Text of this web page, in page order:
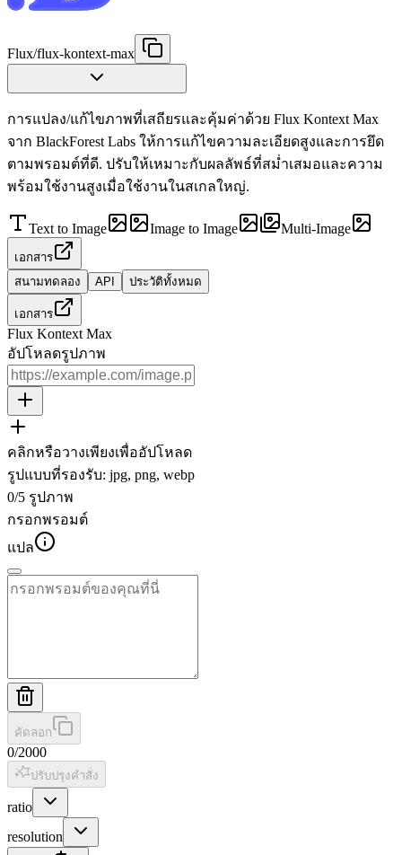
Flux/flux-kontext-max
การแปลง/แก้ไขภาพที่เสถียรและคุ้มค่าด้วย Flux Kontext Max
จาก BlackForest Labs ให้การแก้ไขความละเอียดสูงและการยึด
ตามพรอมต์ที่ดี. ปรับให้เหมาะกับผลลัพธ์ที่สม่ำเสมอและความ
พร้อมใช้งานสูงเมื่อใช้งานในสเกลใหญ่.
Text to Image Image to Image Multi-Image
เอกสาร
สนามทดลอง
API ประวัติทั้งหมด
เอกสาร
Flux Kontext Max
อัปโหลดรูปภาพ
คลิกหรือวางเพียงเพื่ออัปโหลด
รูปแบบที่รองรับ: jpg, png, webp
0/5 รูปภาพ
กรอกพรอมต์
แปล
คัดลอก
0/2000
ปรับปรุงคำสั่ง
ratio
resolution